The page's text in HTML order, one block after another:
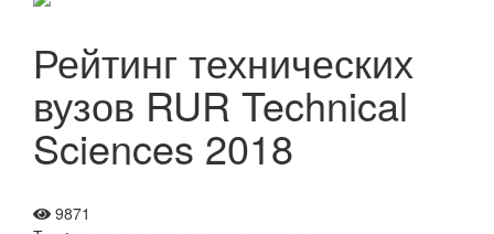
Рейтинг технических
вузов RUR Technical
Sciences 2018
9871